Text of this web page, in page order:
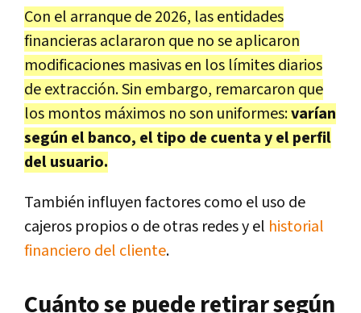
Con el arranque de 2026, las entidades
financieras aclararon que no se aplicaron
modificaciones masivas en los límites diarios
de extracción. Sin embargo, remarcaron que
los montos máximos no son uniformes:varían
según el banco, el tipo de cuenta y el perfil
del usuario.
También influyen factores como el uso de
cajeros propios o de otras redes y el historial
financiero del cliente.
Cuánto se puede retirar según